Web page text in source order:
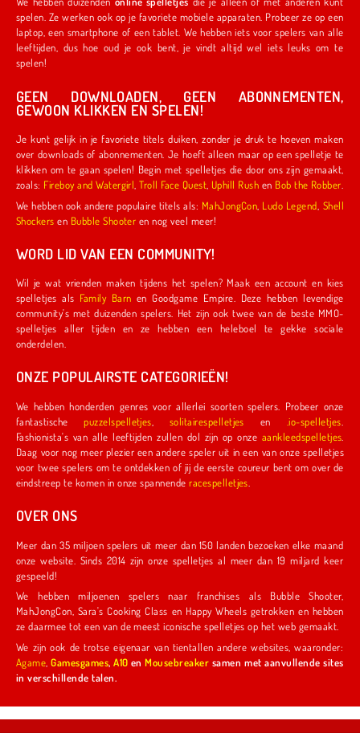
spelen. Ze werken ook op je favoriete mobiele apparaten. Probeer ze op een
laptop, een smartphone of een tablet. We hebben iets voor spelers van alle
leeftijden, dus hoe oud je ook bent, je vindt altijd wel iets leuks om te
spelen!
GEEN DOWNLOADEN, GEEN ABONNEMENTEN,
GEWOON KLIKKEN EN SPELEN!
Je kunt gelijk in je favoriete titels duiken, zonder je druk te hoeven maken
over downloads of abonnementen. Je hoeft alleen maar op een spelletje te
klikken om te gaan spelen! Begin met spelletjes die door ons zijn gemaakt,
zoals:
Fireboy and Watergirl ,Troll Face Quest Uphill Rush en Bob the Robber
We hebben ook andere populaire titels als: MahJongCon Ludo Legend Shell
Shockers en Bubble Shooter en nog veel meer!
WORD LID VAN EEN COMMUNITY!
Wil je wat vrienden maken tijdens het spelen? Maak een account en kies
spelletjes als
Family Barn en Goodgame Empire. Deze hebben levendige
community's met duizenden spelers. Het zijn ook twee van de beste MMO-
spelletjes aller tijden en ze hebben een heleboel te gekke sociale
onderdelen.
ONZE POPULAIRSTE CATEGORIEËN!
We hebben honderden genres voor allerlei soorten spelers. Probeer onze
fantastischepuzzelspelletjes solitairespelletjes en .io-spelletjes
Fashionista's van alle leeftijden zullen dol zijn op onze aankleedspelletjes
Daag voor nog meer plezier een andere speler uit in een van onze spelletjes
voor twee spelers om te ontdekken of jij de eerste coureur bent om over de
eindstreep te komen in onze spannenderacespelletjes
OVER ONS
Meer dan 35 miljoen spelers uit meer dan 150 landen bezoeken elke maand
onze website. Sinds 2014 zijn onze spelletjes al meer dan 19 miljard keer
gespeeld!
We hebben miljoenen spelers naar franchises als Bubble Shooter,
MahJongCon, Sara's Cooking Class en Happy Wheels getrokken en hebben
ze daarmee tot een van de meest iconische spelletjes op het web gemaakt.
We zijn ook de trotse eigenaar van tientallen andere websites, waaronder:
Agame ,Gamesgames,A10 enMousebreaker samen met aanvullende sites
in verschillende talen.